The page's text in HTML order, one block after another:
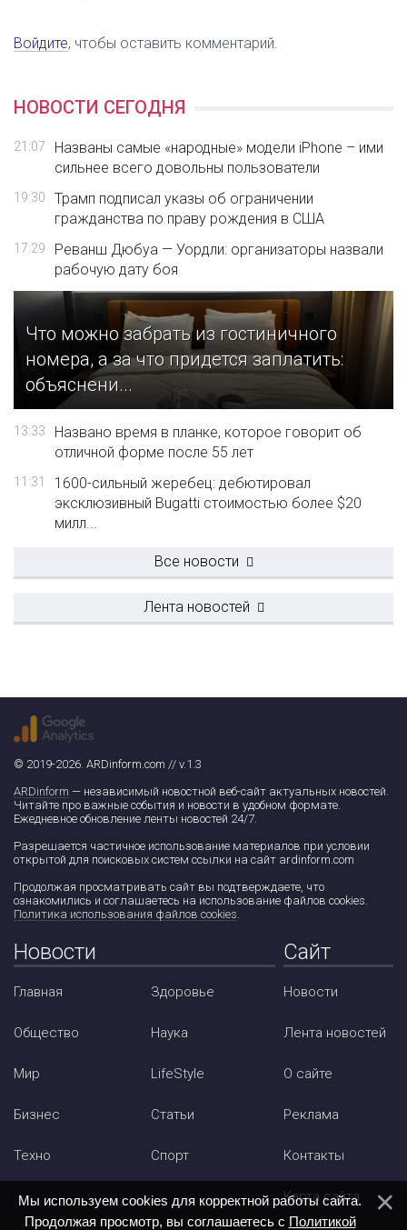
Войдите, чтобы оставить комментарий.
НОВОСТИ СЕГОДНЯ
21:07
Названы самые «народные» модели iPhone – ими
сильнее всего довольны пользователи
19:30
Трамп подписал указы об ограничении
гражданства по праву рождения в США
17:29
Реванш Дюбуа — Уордли: организаторы назвали
рабочую дату боя
Что можно забрать из гостиничного
номера, а за что придется заплатить:
объяснени...
13:33
Названо время в планке, которое говорит об
отличной форме после 55 лет
11:31
1600-сильный жеребец: дебютировал
эксклюзивный Bugatti стоимостью более $20
милл...
Все новости
Лента новостей
© 2019-2026. ARDinform.com // v.1.3
ARDinform — независимый новостной веб-сайт актуальных новостей.
Читайте про важные события и новости в удобном формате.
Ежедневное обновление ленты новостей 24/7.
Разрешается частичное использование материалов при условии
открытой для поисковых систем ссылки на сайт ardinform.com
Продолжая просматривать сайт вы подтверждаете, что
ознакомились и соглашаетесь на использование файлов cookies.
Политика использования файлов cookies.
Новости
Главная
Общество
Мир
Бизнес
Техно
Здоровье
Наука
LifeStyle
Статьи
Спорт
Сайт
Новости
Лента новостей
О сайте
Реклама
Контакты
Карта сайта
Мы используем cookies для корректной работы сайта.
Продолжая просмотр, вы соглашаетесь с Политикой